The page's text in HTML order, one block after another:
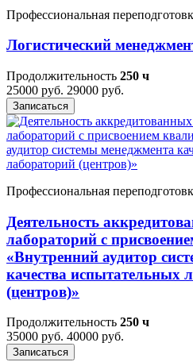
Профессиональная
Логистический
Продолжительность 250 ч
25000 руб. 29000 руб.
Записаться
Профессиональная
Деятельность
лабораторий с
«Внутренний аудитор
качества испытательных
(центров)»
Продолжительность 250 ч
35000 руб. 40000 руб.
Записаться